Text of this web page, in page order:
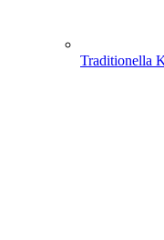
Traditionella